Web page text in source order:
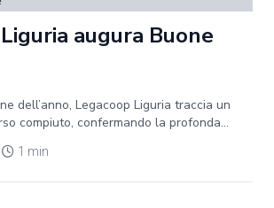
augura Buone
dell’anno, Legacoop Liguria traccia un
compiuto, confermando la profonda...
1 min